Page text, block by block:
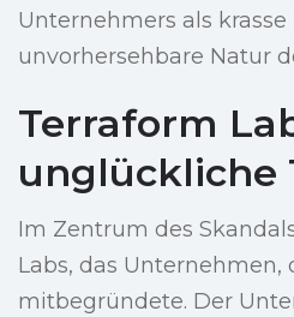
Unternehmers als
unvorhersehbare Natur
Terraform
unglückliche
Im Zentrum des
Labs, das Unternehmen,
mitbegründete. Der